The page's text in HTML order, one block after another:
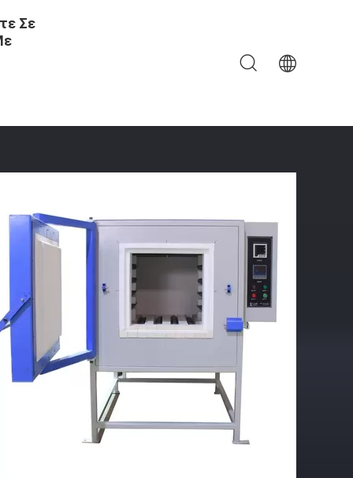
Σε
Επεξεργασία Προσαρμόσιμο